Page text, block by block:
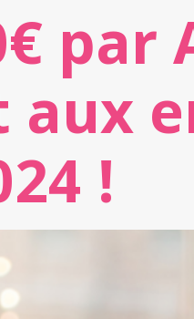
aux
!